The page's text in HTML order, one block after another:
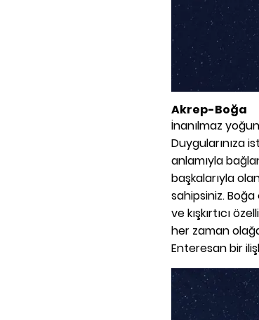
Akrep-Boğa
İnanılmaz
Duygularınıza
anlamıyla
başkalarıyla
sahipsiniz.
ve kışkırtıcı
her zaman
Enteresan bir